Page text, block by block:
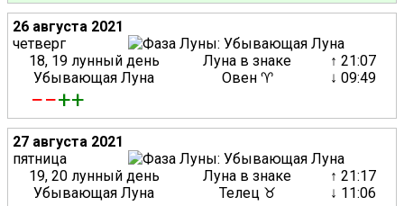
26 августа 2021
четверг
18, 19 лунный день
Убывающая Луна
Луна в знаке
Овен ♈
↑ 21:07
↓ 09:49
−−++
27 августа 2021
пятница
19, 20 лунный день
Убывающая Луна
Луна в знаке
Телец ♉
↑ 21:17
↓ 11:06